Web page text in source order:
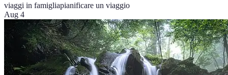
viaggi in famigliapianificare un viaggio
Aug 4